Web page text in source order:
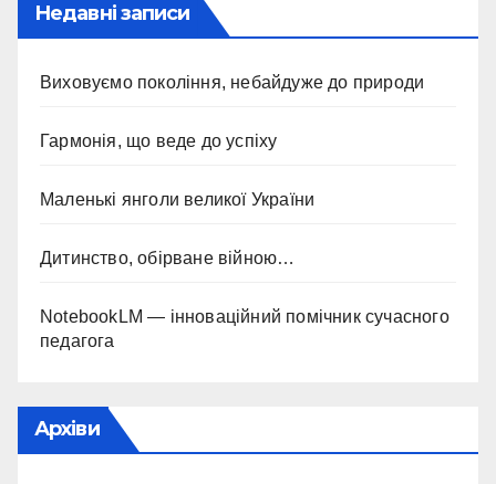
Недавні записи
Виховуємо покоління, небайдуже до природи
Гармонія, що веде до успіху
Маленькі янголи великої України
Дитинство, обірване війною…
NotebookLM — інноваційний помічник сучасного
педагога
Архіви